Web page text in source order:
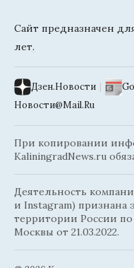
Сайт предназначен
лет.
Дзен.Новости |
Новости@Mail.Ru
При копировании
KaliningradNews.ru
Деятельность
и Instagram) признана
территории России
Москвы от 21.03.2022.